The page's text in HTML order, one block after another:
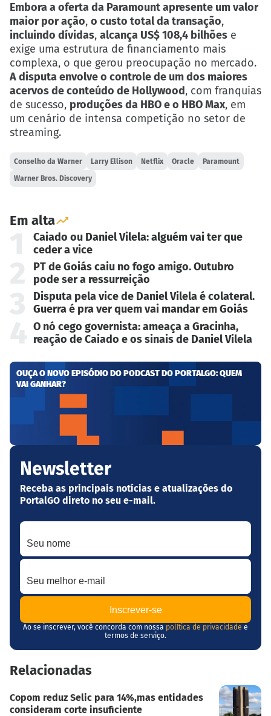
Embora a oferta da Paramount apresente um valor
maior por ação, o custo total da transação,
incluindo dívidas, alcança US$ 108,4 bilhões e
exige uma estrutura de financiamento mais
complexa, o que gerou preocupação no mercado.
A disputa envolve o controle de um dos maiores
acervos de conteúdo de Hollywood, com franquias
de sucesso, produções da HBO e o HBO Max, em
um cenário de intensa competição no setor de
streaming.
Conselho da Warner Larry Ellison Netflix Oracle Paramount
Warner Bros. Discovery
Em alta
Caiado ou Daniel Vilela: alguém vai ter que
ceder a vice
PT de Goiás caiu no fogo amigo. Outubro
pode ser a ressurreição
Disputa pela vice de Daniel Vilela é colateral.
Guerra é pra ver quem vai mandar em Goiás
O nó cego governista: ameaça a Gracinha,
reação de Caiado e os sinais de Daniel Vilela
OUÇA O NOVO EPISÓDIO DO PODCAST DO PORTALGO: QUEM
VAI GANHAR?
Newsletter
Receba as principais notícias e atualizações do
PortalGO direto no seu e-mail.
Seu nome
Seu melhor e-mail
Ao se inscrever, você concorda com nossa política de privacidade e
termos de serviço.
Relacionadas
Copom reduz Selic para 14%,mas entidades
consideram corte insuficiente